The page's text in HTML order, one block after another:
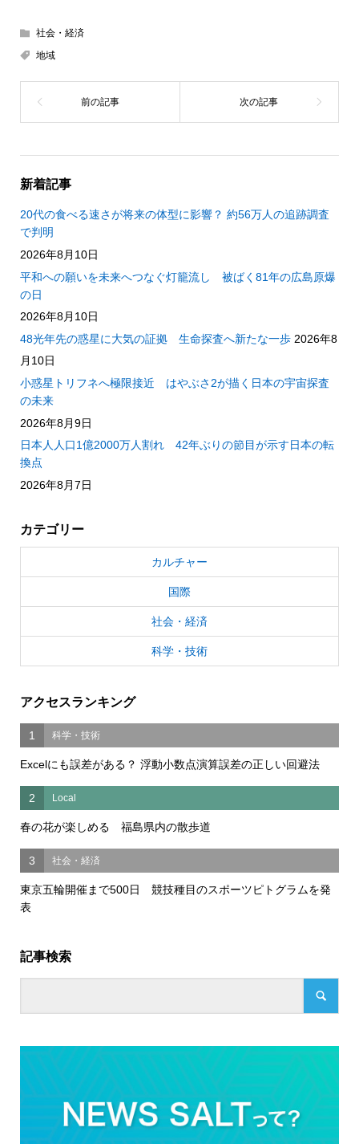
社会・経済
地域
新着記事
20代の食べる速さが将来の体型に影響？ 約56万人の追跡調査
で判明
2026年8月10日
平和への願いを未来へつなぐ灯籠流し 被ばく81年の広島原爆
の日
2026年8月10日
48光年先の惑星に大気の証拠 生命探査へ新たな一歩 2026年8
月10日
小惑星トリフネへ極限接近 はやぶさ2が描く日本の宇宙探査
の未来
2026年8月9日
日本人人口1億2000万人割れ 42年ぶりの節目が示す日本の転
換点
2026年8月7日
カテゴリー
カルチャー
国際
社会・経済
科学・技術
アクセスランキング
1 科学・技術
Excelにも誤差がある？ 浮動小数点演算誤差の正しい回避法
2 Local
春の花が楽しめる 福島県内の散歩道
3 社会・経済
東京五輪開催まで500日 競技種目のスポーツピトグラムを発
表
記事検索